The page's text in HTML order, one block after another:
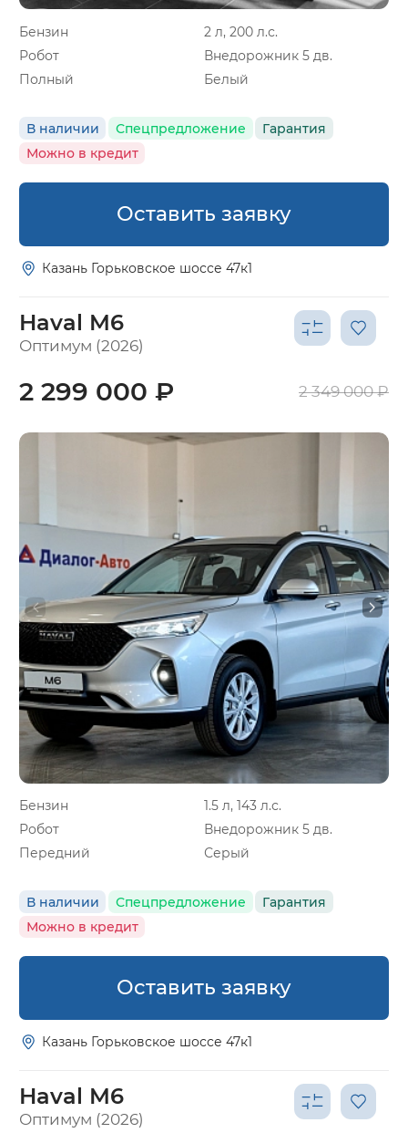
Бензин
2 л, 200 л.с.
Робот
Внедорожник 5 дв.
Полный
Белый
В наличии Спецпредложение
Гарантия
Можно в кредит
Оставить заявку
Казань Горьковское шоссе 47к1
Haval M6
Оптимум (2026)
Бензин
1.5 л, 143 л.с.
Робот
Внедорожник 5 дв.
Передний
Серый
В наличии Спецпредложение
Гарантия
Можно в кредит
2 299 000 ₽ 2 349 000 ₽
Оставить заявку
Казань Горьковское шоссе 47к1
Haval M6
Оптимум (2026)